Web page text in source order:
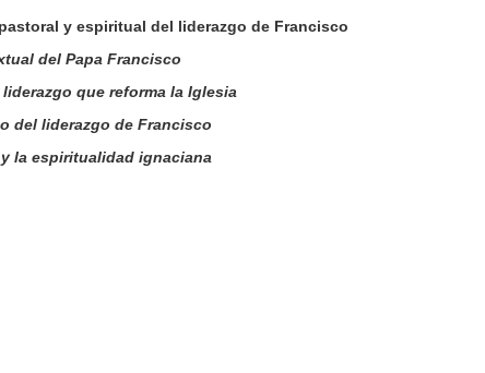
y espiritual del liderazgo de Francisco
del Papa Francisco
que reforma la Iglesia
del liderazgo de Francisco
la espiritualidad ignaciana